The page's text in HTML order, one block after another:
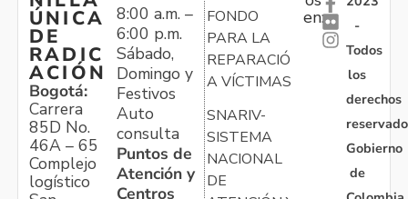
ÚNICA
DE
RADIC
ACIÓN
Bogotá:
Carrera
85D No.
46A – 65
Complejo
logístico
8:00 a.m. –
6:00 p.m.
Sábado,
Domingo y
Festivos
Auto
consulta
Puntos de
Atención y
Centros
FONDO
PARA LA
REPARACIÓN
A VÍCTIMAS
SNARIV-
SISTEMA
NACIONAL
DE
en:
-
Todos
los
derechos
Gobierno
de